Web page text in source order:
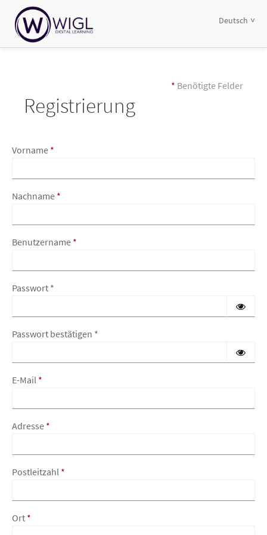
Deutsch
* Benötigte Felder
Registrierung
Vorname *
Nachname *
Benutzername *
Passwort *
Passwort bestätigen *
E-Mail *
Adresse *
Postleitzahl *
Ort *